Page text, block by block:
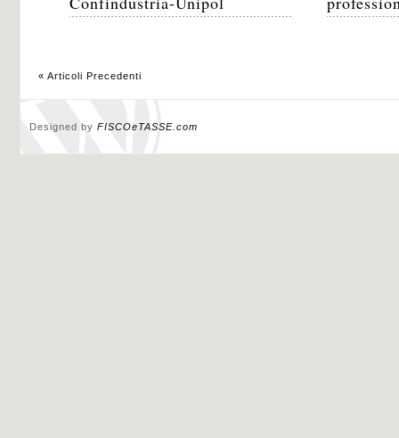
« Articoli Precedenti
Designed by FISCOeTASSE.com